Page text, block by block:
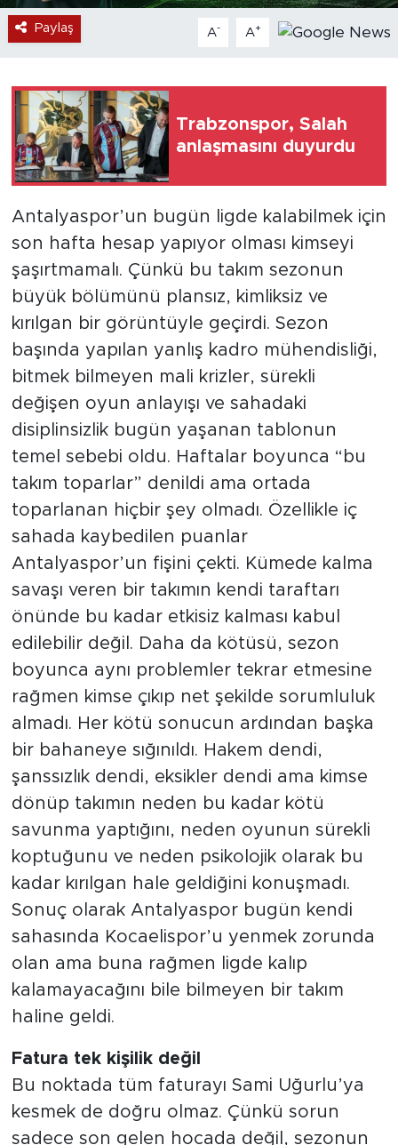
Paylaş A- A+
Trabzonspor, Salah
anlaşmasını duyurdu
Antalyaspor’un bugün ligde kalabilmek için
son hafta hesap yapıyor olması kimseyi
şaşırtmamalı. Çünkü bu takım sezonun
büyük bölümünü plansız, kimliksiz ve
kırılgan bir görüntüyle geçirdi. Sezon
başında yapılan yanlış kadro mühendisliği,
bitmek bilmeyen mali krizler, sürekli
değişen oyun anlayışı ve sahadaki
disiplinsizlik bugün yaşanan tablonun
temel sebebi oldu. Haftalar boyunca “bu
takım toparlar” denildi ama ortada
toparlanan hiçbir şey olmadı. Özellikle iç
sahada kaybedilen puanlar
Antalyaspor’un fişini çekti. Kümede kalma
savaşı veren bir takımın kendi taraftarı
önünde bu kadar etkisiz kalması kabul
edilebilir değil. Daha da kötüsü, sezon
boyunca aynı problemler tekrar etmesine
rağmen kimse çıkıp net şekilde sorumluluk
almadı. Her kötü sonucun ardından başka
bir bahaneye sığınıldı. Hakem dendi,
şanssızlık dendi, eksikler dendi ama kimse
dönüp takımın neden bu kadar kötü
savunma yaptığını, neden oyunun sürekli
koptuğunu ve neden psikolojik olarak bu
kadar kırılgan hale geldiğini konuşmadı.
Sonuç olarak Antalyaspor bugün kendi
sahasında Kocaelispor’u yenmek zorunda
olan ama buna rağmen ligde kalıp
kalamayacağını bile bilmeyen bir takım
haline geldi.
Fatura tek kişilik değil
Bu noktada tüm faturayı Sami Uğurlu’ya
kesmek de doğru olmaz. Çünkü sorun
sadece son gelen hocada değil, sezonun